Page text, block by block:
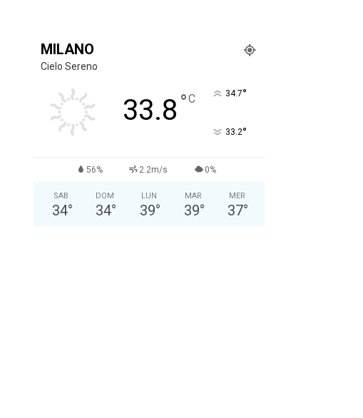
MILANO
Cielo Sereno
33.8 °C 34.7°
33.2°
56% 2.2m/s 0%
SAB
34°
DOM
34°
LUN
39°
MAR
39°
MER
37°